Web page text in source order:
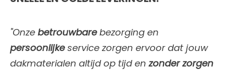
"Onze betrouwbarebezorging en
persoonlijkeservice zorgen ervoor dat jouw
dakmaterialen altijd op tijd enzonder zorgen